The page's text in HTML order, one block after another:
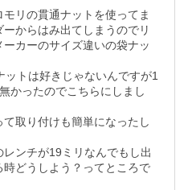
リの貫通ナットを使ってま
からはみ出てしまうのでリ
カーのサイズ違いの袋ナッ
トは好きじゃないんですが1
かったのでこちらにしまし
取り付けも簡単になったし
ンチが19ミリなんでもし出
どうしよう？ってところで